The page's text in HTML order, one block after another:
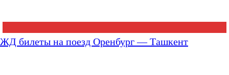
ЖД билеты на поезд Оренбург — Ташкент